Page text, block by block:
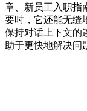
章、新员工入职指
要时，它还能无缝
保持对话上下文的
助于更快地解决问